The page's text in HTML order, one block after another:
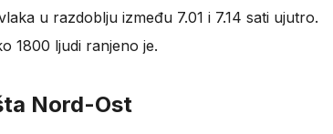
u razdoblju između 7.01 i 7.14 sati ujutro.
1800 ljudi ranjeno je.
Nord-Ost